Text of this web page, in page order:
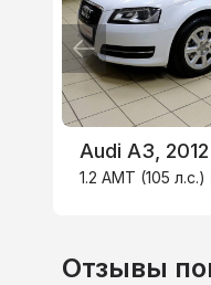
Audi A3, 2012
1.2 AMT (105 л.с.)
Отзывы